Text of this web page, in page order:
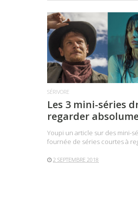
LIRE
SÉRIVORE
Les 3 mini-séries
regarder
Youpi un article sur des mini-
fournée de séries courtes à
2 SEPTEMBRE 2018